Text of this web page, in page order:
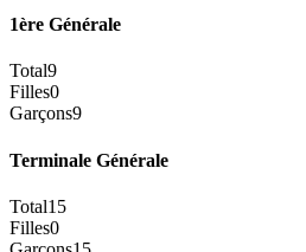
1ère Générale
Total9
Filles0
Garçons9
Terminale Générale
Total15
Filles0